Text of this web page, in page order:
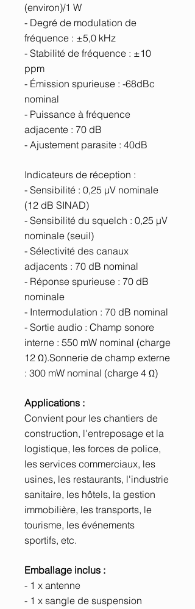
(environ)/1 W
- Degré de modulation de
fréquence : ±5,0 kHz
- Stabilité de fréquence : ±10
ppm
- Émission spurieuse : -68dBc
nominal
- Puissance à fréquence
adjacente : 70 dB
- Ajustement parasite : 40dB
Indicateurs de réception :
- Sensibilité : 0,25 μV nominale
(12 dB SINAD)
- Sensibilité du squelch : 0,25 μV
nominale (seuil)
- Sélectivité des canaux
adjacents : 70 dB nominal
- Réponse spurieuse : 70 dB
nominale
- Intermodulation : 70 dB nominal
- Sortie audio : Champ sonore
interne : 550 mW nominal (charge
12 Ω).Sonnerie de champ externe
: 300 mW nominal (charge 4 Ω)
Applications :
Convient pour les chantiers de
construction, l'entreposage et la
logistique, les forces de police,
les services commerciaux, les
usines, les restaurants, l'industrie
sanitaire, les hôtels, la gestion
immobilière, les transports, le
tourisme, les événements
sportifs, etc.
Emballage inclus :
- 1 x antenne
- 1 x sangle de suspension